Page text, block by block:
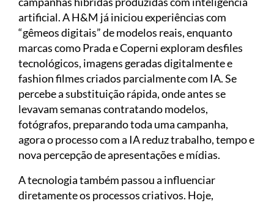
artificial. A H&M já iniciou experiências com
“gêmeos digitais” de modelos reais, enquanto
marcas como Prada e Coperni exploram desfiles
tecnológicos, imagens geradas digitalmente e
fashion filmes criados parcialmente com IA. Se
percebe a substituição rápida, onde antes se
levavam semanas contratando modelos,
fotógrafos, preparando toda uma campanha,
agora o processo com a IA reduz trabalho, tempo e
nova percepção de apresentações e mídias.
A tecnologia também passou a influenciar
diretamente os processos criativos. Hoje,